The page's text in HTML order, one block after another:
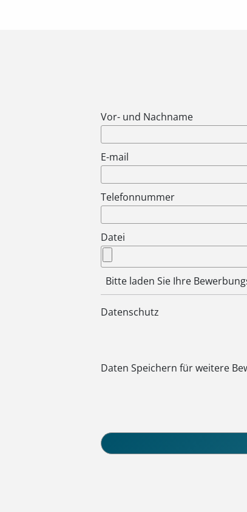
Vor- und Nachname
E-mail
Telefonnummer
Datei
Bitte laden Sie Ihre
Datenschutz
Daten Speichern für weitere